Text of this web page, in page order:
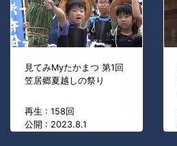
見てみMyたかまつ 第1回
笠居郷夏越しの祭り
再生 : 158回
公開 : 2023.8.1